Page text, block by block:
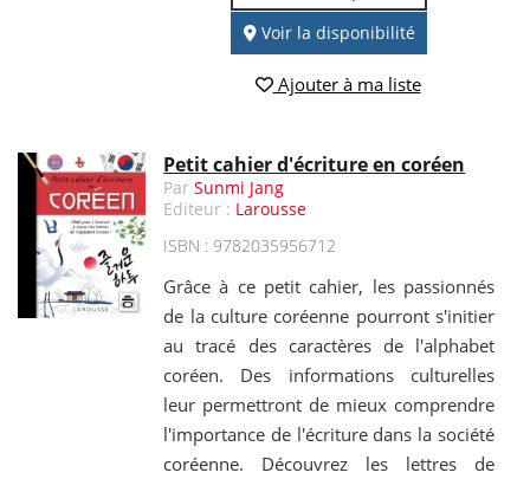
Voir la disponibilité
Ajouter à ma liste
Petit cahier d'écriture en coréen
ParSunmi Jang
Editeur : Larousse
ISBN : 9782035956712
Grâce à ce petit cahier, les passionnés
de la culture coréenne pourront s'initier
au tracé des caractères de l'alphabet
coréen. Des informations culturelles
leur permettront de mieux comprendre
l'importance de l'écriture dans la société
coréenne. Découvrez les lettres de